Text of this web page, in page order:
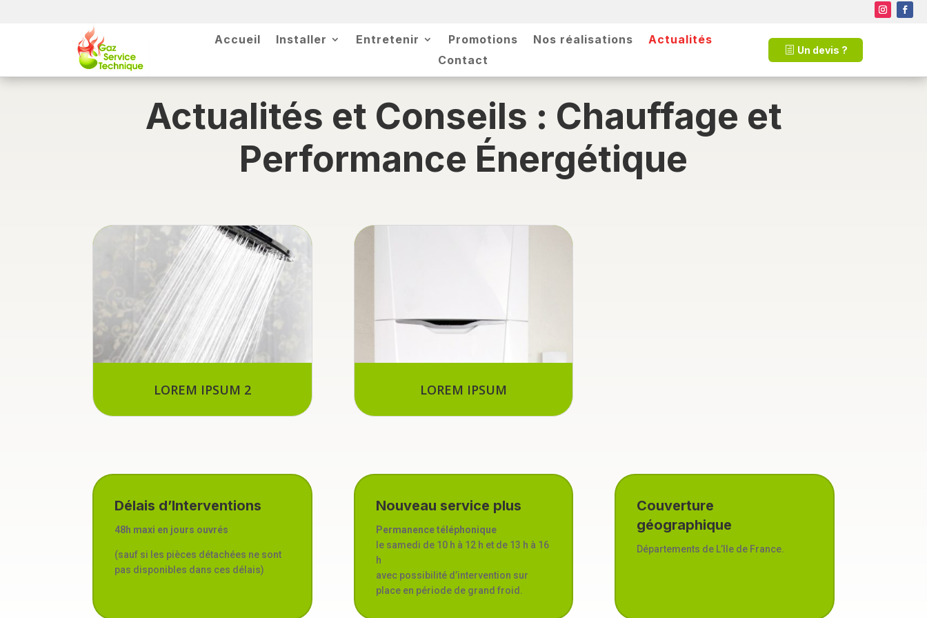
Accueil Installer Entretenir Promotions Nos réalisations
Actualités
Contact
Un devis ?
Actualités et Conseils : Chauffage et
Performance Énergétique
LOREM IPSUM 2 LOREM IPSUM
Délais d’Interventions
48h maxi en jours ouvrés
(sauf si les pièces détachées ne sont
pas disponibles dans ces délais)
Nouveau service plus
Permanence téléphonique
le samedi de 10 h à 12 h et de 13 h à 16
h
avec possibilité d’intervention sur
place en période de grand froid.
Couverture
géographique
Départements de L’Ile de France.